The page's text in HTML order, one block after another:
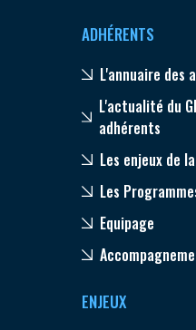
ADHÉRENTS
L'annuaire des
L'actualité du
adhérents
Les enjeux de
Les
Equipage
ENJEUX